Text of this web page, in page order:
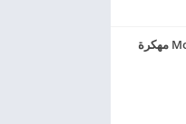
تحميل لعبة Money Heist مهكرة